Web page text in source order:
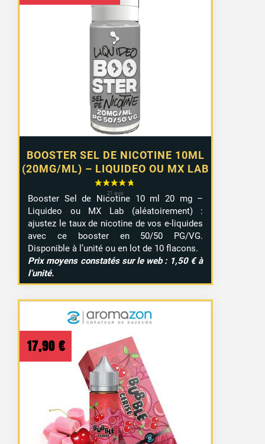
BOOSTER SEL DE NICOTINE 10ML
(20MG/ML) – LIQUIDEO OU MX LAB
de
prix :
1,10 €
à
9,99 €
Booster Sel de Nicotine 10 ml 20 mg –
Liquideo ou MX Lab (aléatoirement) :
ajustez le taux de nicotine de vos e-liquides
avec ce booster en 50/50 PG/VG.
Disponible à l’unité ou en lot de 10 flacons.
Prix moyens constatés sur le web : 1,50 € à
l’unité.
17,90 €